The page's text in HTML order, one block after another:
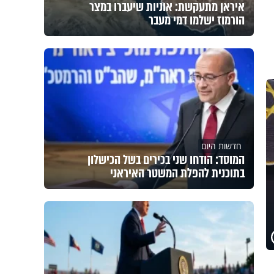
איראן מתעקשת: אוניות שיעברו במצר
הורמוז ישלמו דמי מעבר
חדשות היום
המוסד: הודחו שני בכירים בשל הכישלון
בתוכנית להפלת המשטר האיראני